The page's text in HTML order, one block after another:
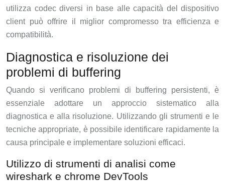
utilizza codec diversi in base alle capacità del dispositivo
client può offrire il miglior compromesso tra efficienza e
compatibilità.
Diagnostica e risoluzione dei
problemi di buffering
Quando si verificano problemi di buffering persistenti, è
essenziale adottare un approccio sistematico alla
diagnostica e alla risoluzione. Utilizzando gli strumenti e le
tecniche appropriate, è possibile identificare rapidamente la
causa principale e implementare soluzioni efficaci.
Utilizzo di strumenti di analisi come
wireshark e chrome DevTools